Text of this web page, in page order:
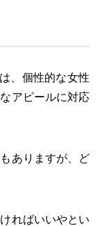
、個性的な女性
アピールに対応
ありますが、ど
ればいいやとい